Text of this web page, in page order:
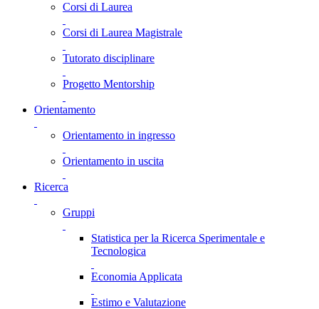
Corsi di Laurea
Corsi di Laurea Magistrale
Tutorato disciplinare
Progetto Mentorship
Orientamento
Orientamento in ingresso
Orientamento in uscita
Ricerca
Gruppi
Statistica per la Ricerca Sperimentale e
Tecnologica
Economia Applicata
Estimo e Valutazione